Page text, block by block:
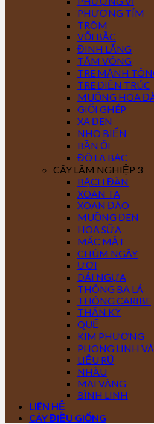
PHƯỢNG TÍM
TRÔM
VỐI BẮC
ĐINH LĂNG
TẦM VÔNG
TRE MẠNH
TRE ĐIỀN TRÚC
MUỒNG HOA
GIỔI GHÉP
XẠ ĐEN
NHO BIỂN
BẦN ỔI
ĐÔ LA BẠC
CÂY LÂM NGHIỆP 3
BẠCH ĐÀN
XOAN TA
XOAN ĐÀO
MUỒNG ĐEN
HOA SỮA
MẮC MẬT
CHÙM NGÂY
ƯƠI
DÁI NGỰA
THÔNG BA LÁ
THÔNG CARIBE
THẦN KỲ
QUẾ
KIM PHƯỢNG
PHONG LINH
LIỄU RŨ
NHÀU
MAI VÀNG
BÌNH LINH
LIÊN HỆ
CÂY ĐIỀU GIỐNG